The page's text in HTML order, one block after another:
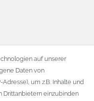
auf unserer
Daten von
um z.B. Inhalte und
Drittanbietern einzubinden